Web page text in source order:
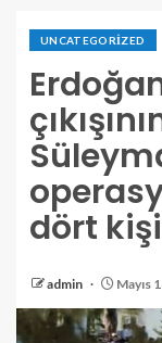
UNCATEGORIZED
dört
admin Mayıs